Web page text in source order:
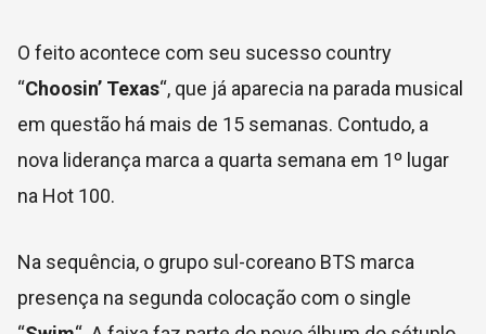
O feito acontece com seu sucesso country
“Choosin’ Texas“, que já aparecia na parada musical
em questão há mais de 15 semanas. Contudo, a
nova liderança marca a quarta semana em 1º lugar
na Hot 100.
Na sequência, o grupo sul-coreano BTS marca
presença na segunda colocação com o single